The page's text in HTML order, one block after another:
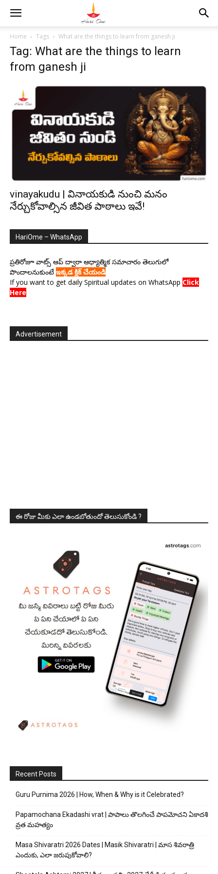
Home Tags What are the things to learn from ganesh ji
Tag: What are the things to learn
from ganesh ji
vinayakudu | వినాయకుడి నుంచి మనం
నేర్చుకోవాల్సిన జీవిత పాఠాలు ఇవే!
HariOme – WhatsApp
ప్రతిరోజూ వాట్స్ ఆప్ ద్వారా ఆధ్యాత్మిక సమాచారం తెలుగులో
పొందాలనుకుంటే ఇక్కడ క్లిక్ చేయండి
If you want to get daily Spiritual updates on WhatsApp Click
Here
Advertisement
ఈ రోజు మీకు ఎలా ఉండబోతుందో తెలుసుకోండి ?
Recent Posts
Guru Purnima 2026 | How, When & Why is it Celebrated?
Papamochana Ekadashi vrat | పాపాలు తొలగించే పాపమోచని ఏకాదశి
వ్రత మహత్యం
Masa Shivaratri 2026 Dates | Masik Shivaratri | మాస శివరాత్రి
ఎందుకు, ఎలా జరుపుకోవాలి?